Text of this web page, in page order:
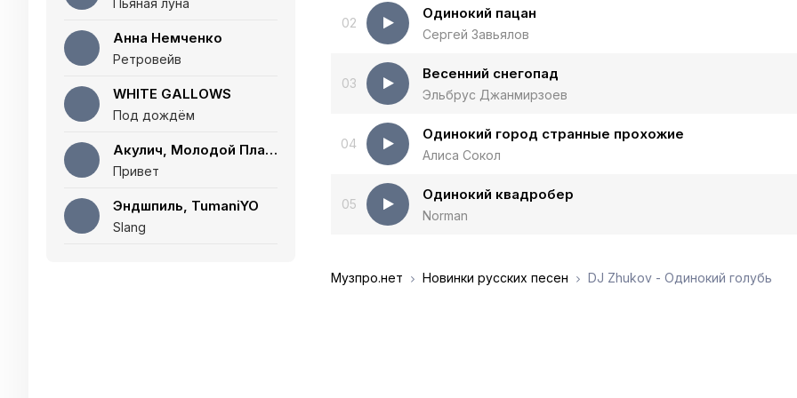
Пьяная луна
Анна Немченко
Ретровейв
WHITE GALLOWS
Под дождём
Акулич, Молодой Платон
Привет
Эндшпиль, TumaniYO
Slang
02
Одинокий пацан
Сергей Завьялов
03
Весенний снегопад
Эльбрус Джанмирзоев
04
Одинокий город странные прохожие
Алиса Сокол
05
Одинокий квадробер
Norman
Музпро.нет Новинки русских песен DJ Zhukov - Одинокий голубь